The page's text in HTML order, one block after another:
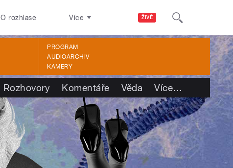
ŽIVĚ
O rozhlase Více
PROGRAM
AUDIOARCHIV
KAMERY
Rozhovory Komentáře Věda Více…